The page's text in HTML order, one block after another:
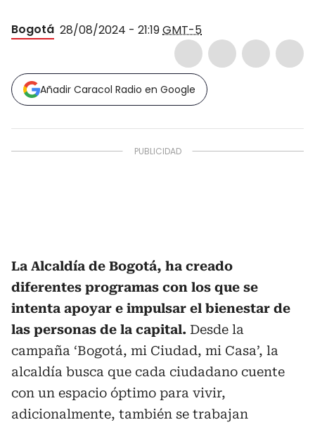
Bogotá 28/08/2024 - 21:19GMT-5
Añadir Caracol Radio en Google
La Alcaldía de Bogotá, ha creado
diferentes programas con los que se
intenta apoyar e impulsar el bienestar de
las personas de la capital. Desde la
campaña ‘Bogotá, mi Ciudad, mi Casa’, la
alcaldía busca que cada ciudadano cuente
con un espacio óptimo para vivir,
adicionalmente, también se trabajan